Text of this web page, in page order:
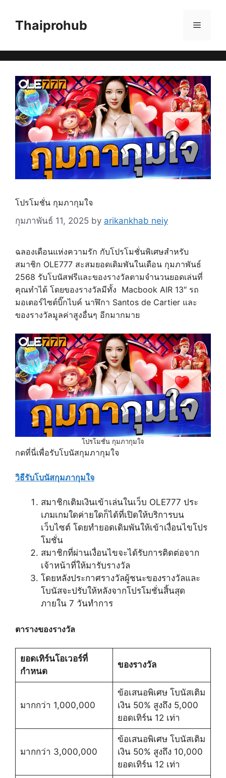
contentThaiprohub Menu
โปรโมชั่น กุมภากุมใจ
กุมภาพันธ์ 11, 2025 by arikankhab neiy
ฉลองเดือนแห่งความรัก กับโปรโมชั่นพิเศษสำหรับ
สมาชิก OLE777 สะสมยอดเดิมพันในเดือน กุมภาพันธ์
2568 รับโบนัสฟรีและของรางวัลตามจำนวนยอดเล่นที่
คุณทำได้ โดยของรางวัลมีทั้ง Macbook AIR 13″ รถ
มอเตอร์ไซต์บิ๊กไบค์ นาฬิกา Santos de Cartier และ
ของรางวัลมูลค่าสูงอื่นๆ อีกมากมาย
โปรโมชั่น กุมภากุมใจ
กดที่นี่เพื่อรับโบนัสกุมภากุมใจ
วิธีรับโบนัสกุมภากุมใจ
สมาชิกเติมเงินเข้าเล่นในเว็บ OLE777 ประ
เภมเกมใดค่ายใดก็ได้ที่เปิดให้บริการบน
เว็บไซต์ โดยทำยอดเดิมพันให้เข้าเงื่อนไขโปร
โมชั่น
สมาชิกที่ผ่านเงื่อนไขจะได้รับการติดต่อจาก
เจ้าหน้าที่ให้มารับรางวัล
โดยหลังประกาศรางวัลผู้ชนะของรางวัลและ
โบนัสจะปรับให้หลังจากโปรโมชั่นสิ้นสุด
ภายใน 7 วันทำการ
ตารางของรางวัล
ยอดเทิร์นโอเวอร์ที่
กำหนด
ของรางวัล
มากกว่า 1,000,000
ข้อเสนอพิเศษ โบนัสเติม
เงิน 50% สูงถึง 5,000
ยอดเทิร์น 12 เท่า
มากกว่า 3,000,000
ข้อเสนอพิเศษ โบนัสเติม
เงิน 50% สูงถึง 10,000
ยอดเทิร์น 12 เท่า